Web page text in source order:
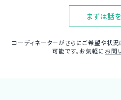
まずは話
コーディネーターがさらにご希望や状
可能です。お気軽に お問